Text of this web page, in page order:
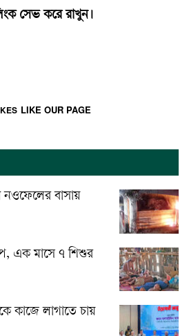
সেভ করে রাখুন।
LIKE OUR PAGE
নওফেলের বাসায়
এক মাসে ৭ শিশুর
কাজে লাগাতে চায়